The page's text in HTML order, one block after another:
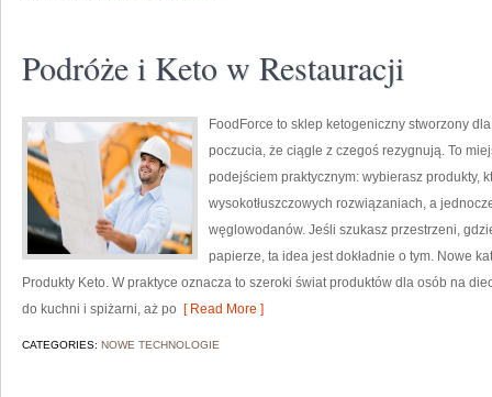
Podróże i Keto w Restauracji
FoodForce to sklep ketogeniczny stworzony
poczucia, że ciągle z czegoś rezygnują. To
podejściem praktycznym: wybierasz produkty,
wysokotłuszczowych rozwiązaniach, a
węglowodanów. Jeśli szukasz przestrzeni,
papierze, ta idea jest dokładnie o tym. Nowe
Produkty Keto. W praktyce oznacza to szeroki świat produktów dla osób na
do kuchni i spiżarni, aż po [ Read More ]
CATEGORIES: NOWE TECHNOLOGIE